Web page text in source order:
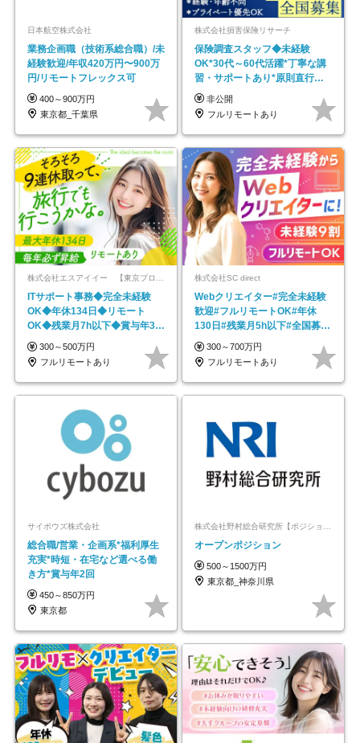
日本航空株式会社
業務企画職（技術系総合職）/未
経験歓迎/年収420万円〜900万
円/リモートフレックス可
400～900万円
東京都_千葉県
株式会社損害保険リサーチ
保険調査スタッフ◆未経験
OK*30代～60代活躍*丁寧な講
習・サポートあり*原則直行直
帰／全国募集・業務委託
非公開
フルリモートあり
ITサポート事務◆完全未経験
OK◆年休134日◆リモート
OK◆残業月7h以下◆賞与年3回
◆5年目まで必ず昇給
300～500万円
フルリモートあり
株式会社SC direct
Webクリエイター#完全未経験
歓迎#フルリモートOK#年休
130日#残業月5h以下#全国募集
#最大1年の研修
300～700万円
フルリモートあり
サイボウズ株式会社
総合職/営業・企画系*福利厚生
充実*時短・在宅など選べる働
き方*賞与年2回
450～850万円
東京都
オープンポジション
500～1500万円
東京都_神奈川県